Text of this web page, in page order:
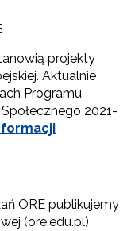
projekty
Aktualnie
Programu
2021-
ORE publikujemy
(ore.edu.pl)